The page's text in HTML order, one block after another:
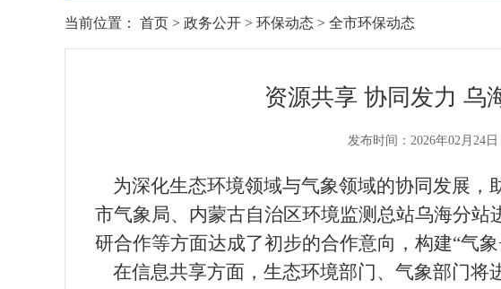
当前位置： 首页 > 政务公开 > 环保动态 > 全市环保动态
资源共享 协同发力 乌
发布时间：2026年02月24日
为深化生态环境领域与气象领域的协同发展，
市气象局、内蒙古自治区环境监测总站乌海分
研合作等方面达成了初步的合作意向，构建“气象
在信息共享方面，生态环境部门、气象部门将